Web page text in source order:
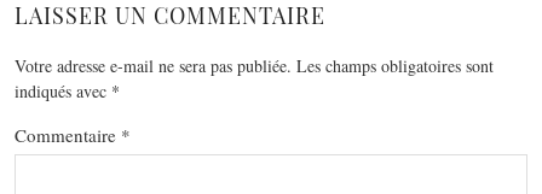
LAISSER UN COMMENTAIRE
Votre adresse e-mail ne sera pas publiée. Les champs obligatoires sont
indiqués avec *
Commentaire *